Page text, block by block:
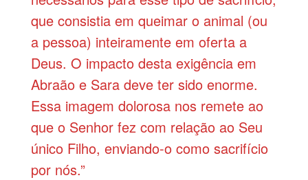
que consistia em queimar o animal (ou
a pessoa) inteiramente em oferta a
Deus. O impacto desta exigência em
Abraão e Sara deve ter sido enorme.
Essa imagem dolorosa nos remete ao
que o Senhor fez com relação ao Seu
único Filho, enviando-o como sacrifício
por nós.”